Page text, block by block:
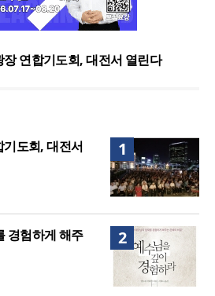
단, 포항 죽도시장 담은 로컬 매거진
장 연합기도회, 대전서 열린다
, 포항 죽도시장 담은 로컬 매거진
유 지키고 다음세대 위해 기도하자”
1
기도회, 대전서
2
경험하게 해주